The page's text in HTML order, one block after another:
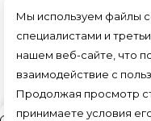
Мы используем файлы
специалистами и
нашем веб-сайте, что
взаимодействие с
Продолжая просмотр
принимаете условия
и видео информацию,
страниц, доменное
являются объектами
интеллектуальную
законодательством и
охране авторских прав.